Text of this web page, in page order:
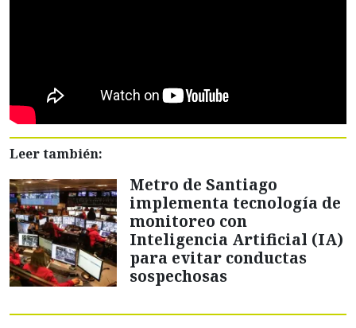
Leer también:
Metro de Santiago
implementa tecnología de
monitoreo con
Inteligencia Artificial (IA)
para evitar conductas
sospechosas